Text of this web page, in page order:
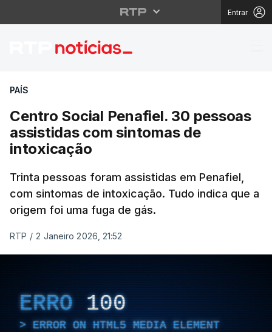
Entrar
Centro Social
PAÍS
Centro Social Penafiel. 30 pessoas
assistidas com sintomas de
intoxicação
Trinta pessoas foram assistidas em Penafiel,
com sintomas de intoxicação. Tudo indica que a
origem foi uma fuga de gás.
RTP / 2 Janeiro 2026, 21:52
ERRO 100
ERROR ON HTML5 MEDIA ELEMENT